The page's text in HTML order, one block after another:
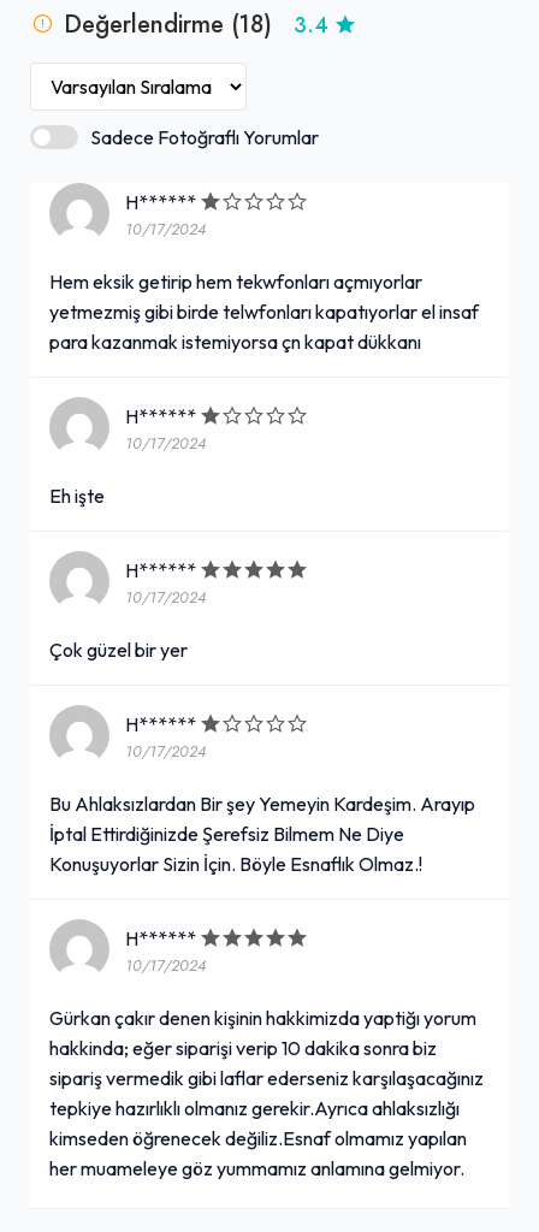
Eve servis
Gel-Al mevcut
Değerlendirme (18) 3.4
Sadece Fotoğraflı Yorumlar
H******
10/17/2024
Hem eksik getirip hem tekwfonları açmıyorlar
yetmezmiş gibi birde telwfonları kapatıyorlar el insaf
para kazanmak istemiyorsa çn kapat dükkanı
H******
10/17/2024
Eh işte
H******
10/17/2024
Çok güzel bir yer
H******
10/17/2024
Bu Ahlaksızlardan Bir şey Yemeyin Kardeşim. Arayıp
İptal Ettirdiğinizde Şerefsiz Bilmem Ne Diye
Konuşuyorlar Sizin İçin. Böyle Esnaflık Olmaz.!
H******
10/17/2024
Gürkan çakır denen kişinin hakkimizda yaptiğı yorum
hakkinda; eğer siparişi verip 10 dakika sonra biz
sipariş vermedik gibi laflar ederseniz karşılaşacağınız
tepkiye hazırlıklı olmanız gerekir.Ayrıca ahlaksızlığı
kimseden öğrenecek değiliz.Esnaf olmamız yapılan
her muameleye göz yummamız anlamına gelmiyor.